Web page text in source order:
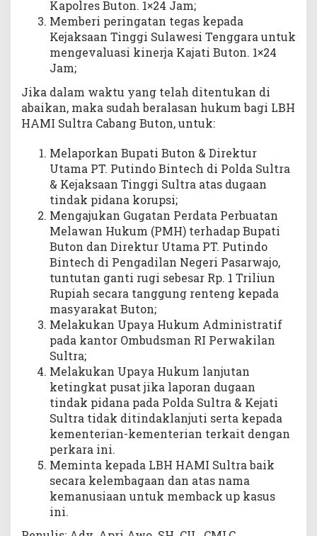
Kapolres Buton. 1×24 Jam;
Memberi peringatan tegas kepada
Kejaksaan Tinggi Sulawesi Tenggara untuk
mengevaluasi kinerja Kajati Buton. 1×24
Jam;
Jika dalam waktu yang telah ditentukan di
abaikan, maka sudah beralasan hukum bagi LBH
HAMI Sultra Cabang Buton, untuk:
Melaporkan Bupati Buton & Direktur
Utama PT. Putindo Bintech di Polda Sultra
& Kejaksaan Tinggi Sultra atas dugaan
tindak pidana korupsi;
Mengajukan Gugatan Perdata Perbuatan
Melawan Hukum (PMH) terhadap Bupati
Buton dan Direktur Utama PT. Putindo
Bintech di Pengadilan Negeri Pasarwajo,
tuntutan ganti rugi sebesar Rp. 1 Triliun
Rupiah secara tanggung renteng kepada
masyarakat Buton;
Melakukan Upaya Hukum Administratif
pada kantor Ombudsman RI Perwakilan
Sultra;
Melakukan Upaya Hukum lanjutan
ketingkat pusat jika laporan dugaan
tindak pidana pada Polda Sultra & Kejati
Sultra tidak ditindaklanjuti serta kepada
kementerian-kementerian terkait dengan
perkara ini.
Meminta kepada LBH HAMI Sultra baik
secara kelembagaan dan atas nama
kemanusiaan untuk memback up kasus
ini.